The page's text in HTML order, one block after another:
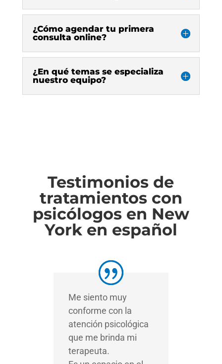
¿Cómo agendar tu primera
consulta online?
¿En qué temas se especializa
nuestro equipo?
Testimonios de
tratamientos con
psicólogos en New
York en español
Me siento muy
conforme con la
atención psicológica
que me brinda mi
terapeuta.